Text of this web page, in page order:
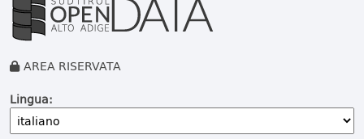
AREA RISERVATA
Lingua